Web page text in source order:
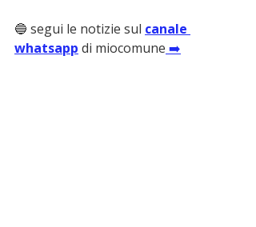
🔵 segui le notizie sul canale
whatsapp di miocomune ➡️